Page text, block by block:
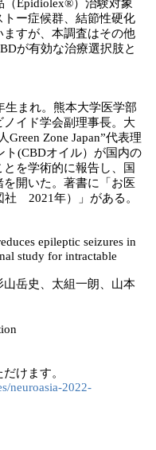
（Epidiolex®️）治験対象
ー症候群、結節性硬化
すが、本調査はその他
が有効な治療選択肢と
生まれ。熊本大学医学部
イド学会副理事長。大
Zone Japan”代表理
ト(CBDオイル）が国内の
を学術的に報告し、国
開いた。著書に「お医
社 2021年）」がある。
epileptic seizures in
study for intractable
岳史、太組一朗、山本
けます。
neuroasia-2022-